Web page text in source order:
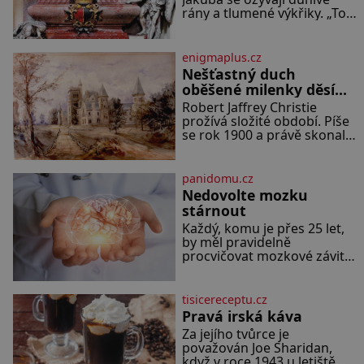
svého včelstva, vznikne
rány a tlumené výkřiky. „To
kopy grošů by se nikdo
neodvážil podzemní hrobku
otevřít a její poklop tak
raději jen skrápí svěcenou
vodou. Za několik dní divné
burácení skutečně ustane.
Když o mnoho let později
enigmaplus.cz
Nešťastný duch
oběšené milenky děsí
studentky
Robert Jaffrey Christie
prožívá složité období. Píše
se rok 1900 a právě skonal
jeho otec, známý továrník
(1829–1900). Smutná
událost je ale doprovázena
ohromným dědictvím
panidomu.cz
Nedovolte mozku
stárnout
Každý, komu je přes 25 let,
by měl pravidelně
procvičovat mozkové závity.
Možná máte problém
vzpomenout si na jméno
kolegy z práce. Nebo marně
v paměti lovíte název knížky,
kterou jste nedávno
tisicereceptu.cz
Pravá irská káva
Za jejího tvůrce je
považován Joe Sharidan,